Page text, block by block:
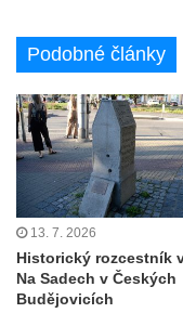
Pamětní deska
domě čp. 37 v
Pomník na paměť
Socha vodníka v
Socha svatého
Třebušíně
Pamětní deska
Fischera na domě
května v Rumburku
Podobné články
13. 7. 2026
Historický rozcestník
Na Sadech v Českých
Budějovicích